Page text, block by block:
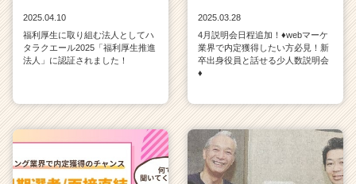
2025.04.10
福利厚生に取り組む法人としてハ
タラクエール2025「福利厚生推進
法人」に認証されました！
2025.03.28
4月説明会日程追加！♦webマーケ
業界で内定獲得したい方必見！新
卒出身役員と話せる少人数説明会
♦